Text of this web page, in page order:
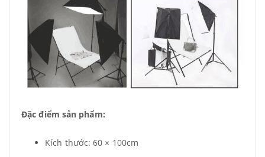
Đặc điểm sản phẩm:
Kích thước: 60 × 100cm